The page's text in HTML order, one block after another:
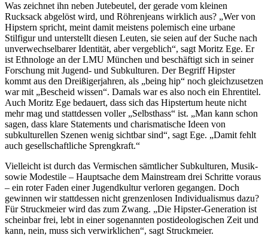
Was zeichnet ihn neben Jutebeutel, der gerade vom kleinen
Rucksack abgelöst wird, und Röhrenjeans wirklich aus? „Wer von
Hipstern spricht, meint damit meistens polemisch eine urbane
Stilfigur und unterstellt diesen Leuten, sie seien auf der Suche nach
unverwechselbarer Identität, aber vergeblich“, sagt Moritz Ege. Er
ist Ethnologe an der LMU München und beschäftigt sich in seiner
Forschung mit Jugend- und Subkulturen. Der Begriff Hipster
kommt aus den Dreißigerjahren, als „being hip“ noch gleichzusetzen
war mit „Bescheid wissen“. Damals war es also noch ein Ehrentitel.
Auch Moritz Ege bedauert, dass sich das Hipstertum heute nicht
mehr mag und stattdessen voller „Selbsthass“ ist. „Man kann schon
sagen, dass klare Statements und charismatische Ideen von
subkulturellen Szenen wenig sichtbar sind“, sagt Ege. „Damit fehlt
auch gesellschaftliche Sprengkraft.“
Vielleicht ist durch das Vermischen sämtlicher Subkulturen, Musik-
sowie Modestile – Hauptsache dem Mainstream drei Schritte voraus
– ein roter Faden einer Jugendkultur verloren gegangen. Doch
gewinnen wir stattdessen nicht grenzenlosen Individualismus dazu?
Für Struckmeier wird das zum Zwang. „Die Hipster-Generation ist
scheinbar frei, lebt in einer sogenannten postideologischen Zeit und
kann, nein, muss sich verwirklichen“, sagt Struckmeier.